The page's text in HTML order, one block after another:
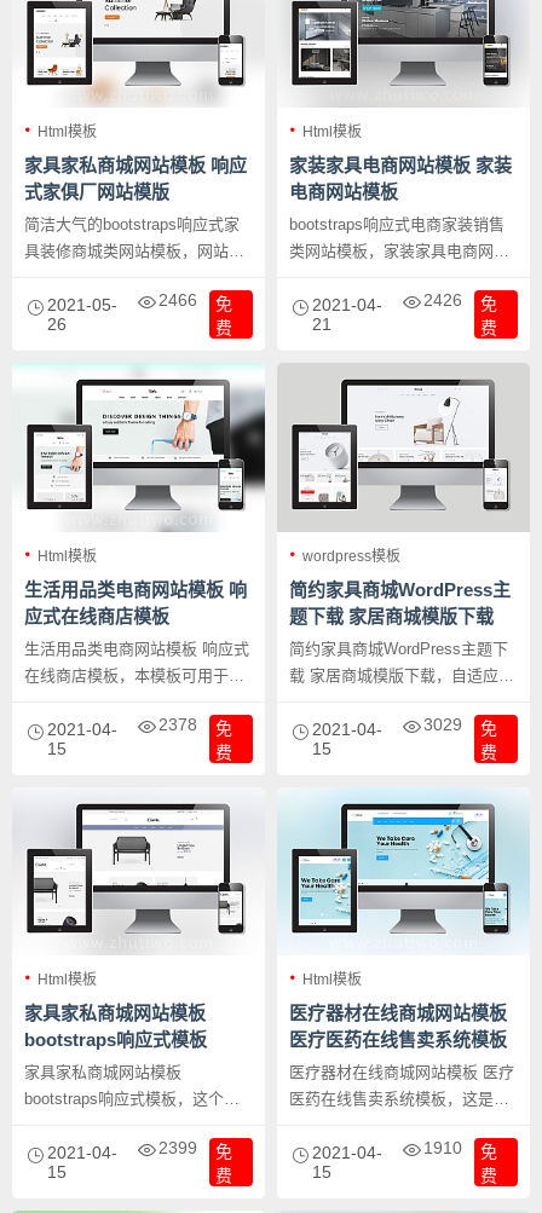
Html模板
家具家私商城网站模板 响应
式家俱厂网站模版
简洁大气的bootstraps响应式家
具装修商城类网站模板，网站首
家具家私商城网站模板 响应式家
俱厂网站模版。
2021-05-
26
2466
免
费
Html模板
家装家具电商网站模板 家装
电商网站模板
bootstraps响应式电商家装销售
类网站模板，家装家具电商网站
2021-04-
21
2426
免
费
Html模板
生活用品类电商网站模板 响
应式在线商店模板
生活用品类电商网站模板 响应式
在线商店模板，本模板可用于生
在线销售网站，界面干净洁白。
2021-04-
15
2378
免
费
wordpress模板
简约家具商城WordPress主
题下载 家居商城模版下载
简约家具商城WordPress主题下
载 家居商城模版下载，自适应
头部类型，布局搭建，Layer 幻
灯片，WPML ，Mega 菜单，置
系表单，55个自定义布局搭建，
SEO等。本wordpress模版适合
电商行业使用，界面清爽时尚，
适合服装、家具等行业，功能强
大，美观大方。
2021-04-
15
3029
免
费
Html模板
家具家私商城网站模板
bootstraps响应式模板
家具家私商城网站模板
bootstraps响应式模板，这个模
私的在线售卖商城网站。
2021-04-
15
2399
免
费
Html模板
医疗器材在线商城网站模板
医疗医药在线售卖系统模板
医疗器材在线商城网站模板 医疗
医药在线售卖系统模板，这是一
卖药系统模板。
2021-04-
15
1910
免
费